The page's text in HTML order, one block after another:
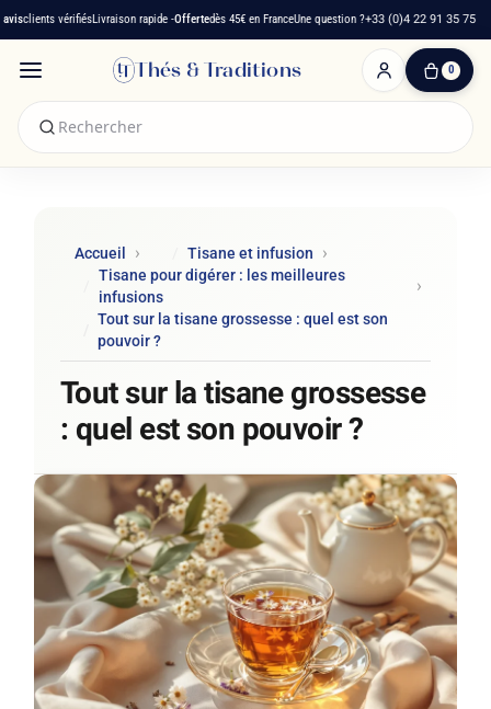
clients vérifiésLivraison rapide -Offertedès 45€ en FranceUne question ?+33 (0)4 22 91 35 75
Thés & Traditions 0
0
Accueil
Tisane et infusion
Tisane pour digérer : les meilleures
infusions
Tout sur la tisane grossesse : quel est son
pouvoir ?
Tout sur la tisane grossesse
: quel est son pouvoir ?